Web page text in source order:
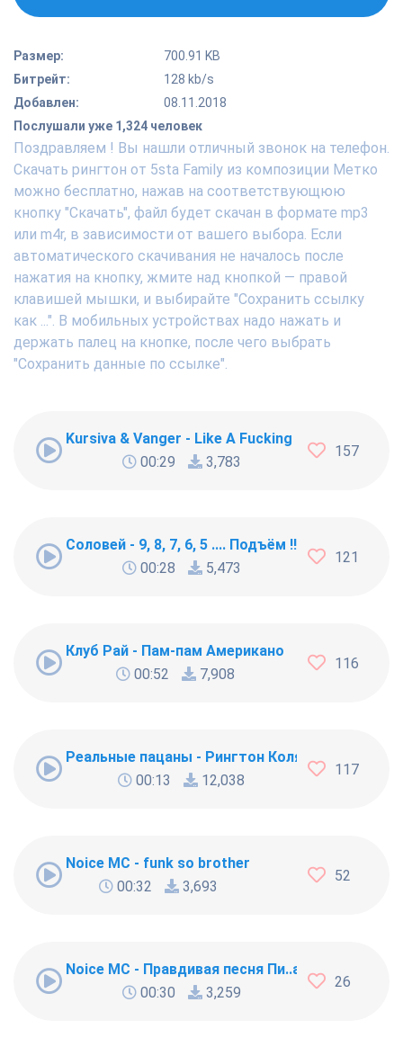
Размер:
700.91 KB
Битрейт:
128 kb/s
Добавлен:
08.11.2018
Послушали уже 1,324 человек
Поздравляем ! Вы нашли отличный звонок на телефон.
Скачать рингтон от 5sta Family из композиции Метко
можно бесплатно, нажав на соответствующюю
кнопку "Скачать", файл будет скачан в формате mp3
или m4r, в зависимости от вашего выбора. Если
автоматического скачивания не началось после
нажатия на кнопку, жмите над кнопкой — правой
клавишей мышки, и выбирайте "Сохранить ссылку
как ...". В мобильных устройствах надо нажать и
держать палец на кнопке, после чего выбрать
"Сохранить данные по ссылке".
Kursiva & Vanger - Like A Fucking Newbie
00:29
3,783
157
Соловей - 9, 8, 7, 6, 5 .... Подъём !!!
00:28
5,473
121
Клуб Рай - Пам-пам Американо
00:52
7,908
116
Реальные пацаны - Рингтон Коляна
00:13
12,038
117
Noice MC - funk so brother
00:32
3,693
52
Noice MC - Правдивая песня Пи..абола
00:30
3,259
26